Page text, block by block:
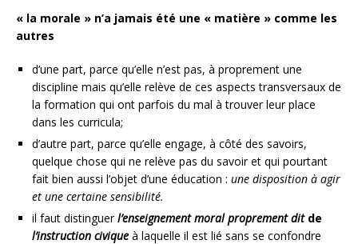
« la morale » n’a jamais été une « matière » comme les
autres
d’une part, parce qu’elle n’est pas, à proprement une
discipline mais qu’elle relève de ces aspects transversaux de
la formation qui ont parfois du mal à trouver leur place
dans les curricula;
d’autre part, parce qu’elle engage, à côté des savoirs,
quelque chose qui ne relève pas du savoir et qui pourtant
fait bien aussi l’objet d’une éducation : une disposition à agir
et une certaine sensibilité.
il faut distinguerl’enseignement moral proprement ditde
l’instruction civique à laquelle il est lié sans se confondre